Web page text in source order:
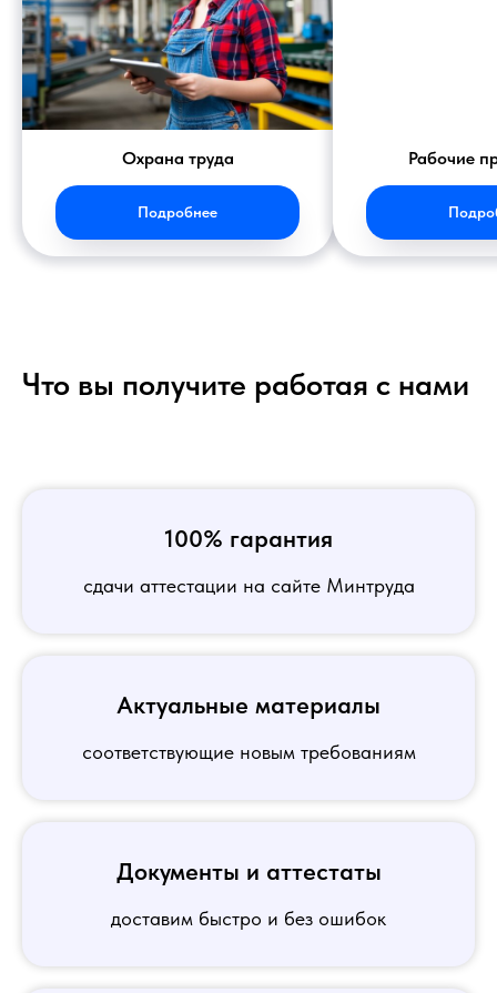
Охрана труда
Подробнее
Рабочие
Что вы получите работая с нами
100% гарантия
сдачи аттестации на сайте Минтруда
Актуальные материалы
соответствующие новым требованиям
Документы и аттестаты
доставим быстро и без ошибок